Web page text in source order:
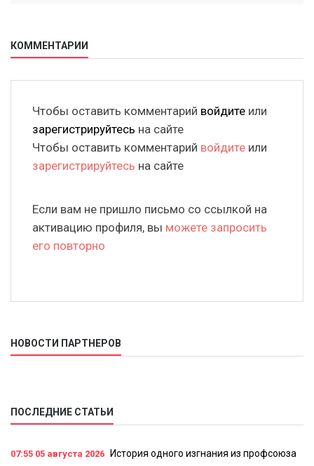
КОММЕНТАРИИ
Чтобы оставить комментарий войдите или
зарегистрируйтесь на сайте
Чтобы оставить комментарий войдите или
зарегистрируйтесь на сайте
Если вам не пришло письмо со ссылкой на
активацию профиля, вы можете запросить
его повторно
НОВОСТИ ПАРТНЕРОВ
ПОСЛЕДНИЕ СТАТЬИ
07:55 05 августа 2026 История одного изгнания из профсоюза